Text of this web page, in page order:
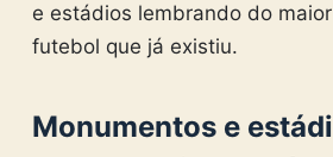
e estádios lembrando do
futebol que já existiu.
Monumentos e